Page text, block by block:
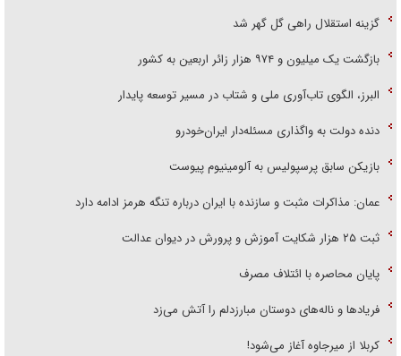
گزینه استقلال راهی گل گهر شد
بازگشت یک میلیون و ۹۷۴ هزار زائر اربعین به کشور
البرز، الگوی تاب‌آوری ملی و شتاب در مسیر توسعه پایدار
دنده دولت به واگذاری مسئله‌دار ایران‌خودرو
بازیکن سابق پرسپولیس به آلومینیوم پیوست
عمان: مذاکرات مثبت و سازنده با ایران درباره تنگه هرمز ادامه دارد
ثبت ۲۵ هزار شکایت آموزش و پرورش در دیوان عدالت
پایان محاصره با ائتلاف مصرف
فریاد‌ها و ناله‌های دوستان مبارزدلم را آتش می‌زد
کربلا از میرجاوه آغاز می‌شود!